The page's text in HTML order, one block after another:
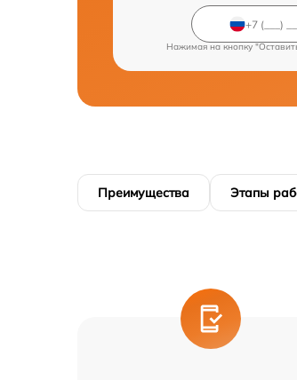
Нажимая на кнопку
Преимущества Этапы